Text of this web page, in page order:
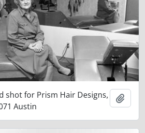
área de transferência
shot for Prism Hair Designs,
Austin